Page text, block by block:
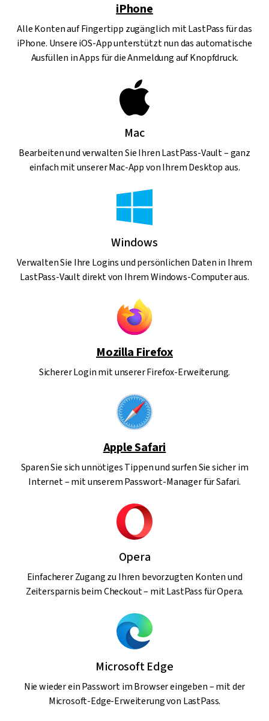
iPhone
Alle Konten auf Fingertipp zugänglich mit LastPass für das
iPhone. Unsere iOS-App unterstützt nun das automatische
Ausfüllen in Apps für die Anmeldung auf Knopfdruck.
Mac
Bearbeiten und verwalten Sie Ihren LastPass-Vault – ganz
einfach mit unserer Mac-App von Ihrem Desktop aus.
Windows
Verwalten Sie Ihre Logins und persönlichen Daten in Ihrem
LastPass-Vault direkt von Ihrem Windows-Computer aus.
Mozilla Firefox
Sicherer Login mit unserer Firefox-Erweiterung.
Apple Safari
Sparen Sie sich unnötiges Tippen und surfen Sie sicher im
Internet – mit unserem Passwort-Manager für Safari.
Opera
Einfacherer Zugang zu Ihren bevorzugten Konten und
Zeitersparnis beim Checkout – mit LastPass für Opera.
Microsoft Edge
Nie wieder ein Passwort im Browser eingeben – mit der
Microsoft-Edge-Erweiterung von LastPass.